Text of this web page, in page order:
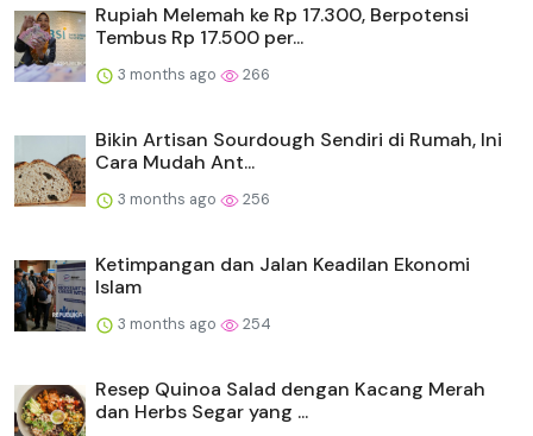
Rupiah Melemah ke Rp 17.300, Berpotensi
Tembus Rp 17.500 per...
3 months ago 266
Bikin Artisan Sourdough Sendiri di Rumah, Ini
Cara Mudah Ant...
3 months ago 256
Ketimpangan dan Jalan Keadilan Ekonomi
Islam
3 months ago 254
Resep Quinoa Salad dengan Kacang Merah
dan Herbs Segar yang ...